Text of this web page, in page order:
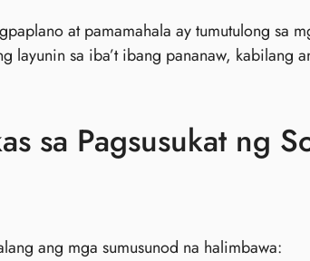
at pamamahala ay tumutulong sa
layunin sa iba’t ibang pananaw, kabilang
sa Pagsusukat ng
ang mga sumusunod na halimbawa: